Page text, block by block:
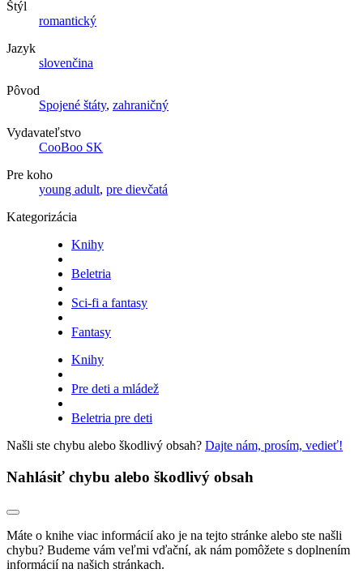
Štýl
romantický
Jazyk
slovenčina
Pôvod
Spojené štáty, zahraničný
Vydavateľstvo
CooBoo SK
Pre koho
young adult, pre dievčatá
Kategorizácia
Knihy
Beletria
Sci-fi a fantasy
Fantasy
Knihy
Pre deti a mládež
Beletria pre deti
Našli ste chybu alebo škodlivý obsah? Dajte nám, prosím, vedieť!
Nahlásiť chybu alebo škodlivý obsah
Máte o knihe viac informácií ako je na tejto stránke alebo ste našli
chybu? Budeme vám veľmi vďační, ak nám pomôžete s doplnením
informácií na našich stránkach.